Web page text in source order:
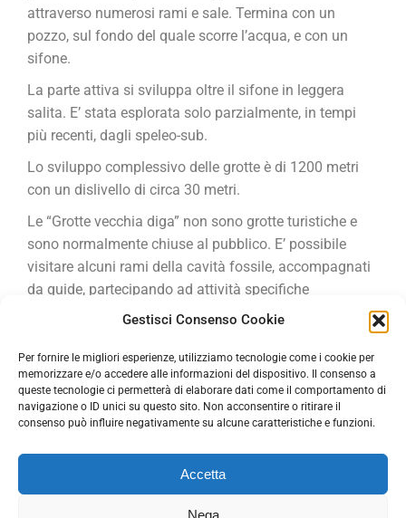
Gestisci Consenso Cookie
Per fornire le migliori esperienze, utilizziamo tecnologie come i cookie per
memorizzare e/o accedere alle informazioni del dispositivo. Il consenso a
queste tecnologie ci permetterà di elaborare dati come il comportamento di
navigazione o ID unici su questo sito. Non acconsentire o ritirare il
consenso può influire negativamente su alcune caratteristiche e funzioni.
Accetta
Nega
attraverso numerosi rami e sale. Termina con un
pozzo, sul fondo del quale scorre l’acqua, e con un
sifone.
La parte attiva si sviluppa oltre il sifone in leggera
salita. E’ stata esplorata solo parzialmente, in tempi
più recenti, dagli speleo-sub.
Lo sviluppo complessivo delle grotte è di 1200 metri
con un dislivello di circa 30 metri.
Le “Grotte vecchia diga” non sono grotte turistiche e
sono normalmente chiuse al pubblico. E’ possibile
visitare alcuni rami della cavità fossile, accompagnati
da guide, partecipando ad attività specifiche
organizzate dal Parco Naturale Dolomiti Friulane (o su
La visita alle “Grotte vecchia diga” è un’esperienza
affascinante. Si tratta di un vero e proprio “approccio
alla speleologia” in cui, con caschetto e lampada
frontale, muovendosi in un ambiente naturale su
percorsi non prestabiliti, ci si immerge in un mondo
sotterraneo ricco di stalattiti, stalagmiti e concrezioni